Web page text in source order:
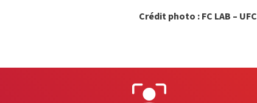
Crédit photo : FC LAB – UFC